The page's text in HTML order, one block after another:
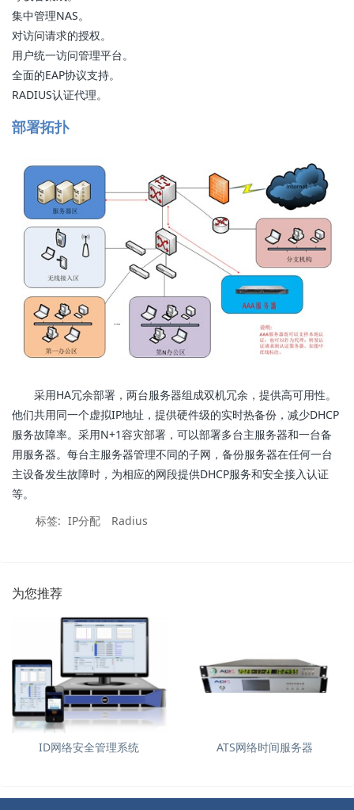
集中管理NAS。
对访问请求的授权。
用户统一访问管理平台。
全面的EAP协议支持。
RADIUS认证代理。
部署拓扑
采用HA冗余部署，两台服务器组成双机冗余，提供高可用性。
他们共用同一个虚拟IP地址，提供硬件级的实时热备份，减少DHCP
服务故障率。采用N+1容灾部署，可以部署多台主服务器和一台备
用服务器。每台主服务器管理不同的子网，备份服务器在任何一台
主设备发生故障时，为相应的网段提供DHCP服务和安全接入认证
等。
标签: IP分配 Radius
为您推荐
ID网络安全管理系统 ATS网络时间服务器